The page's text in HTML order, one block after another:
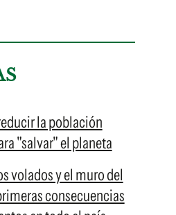
la población
"salvar" el planeta
volados y el muro del
consecuencias